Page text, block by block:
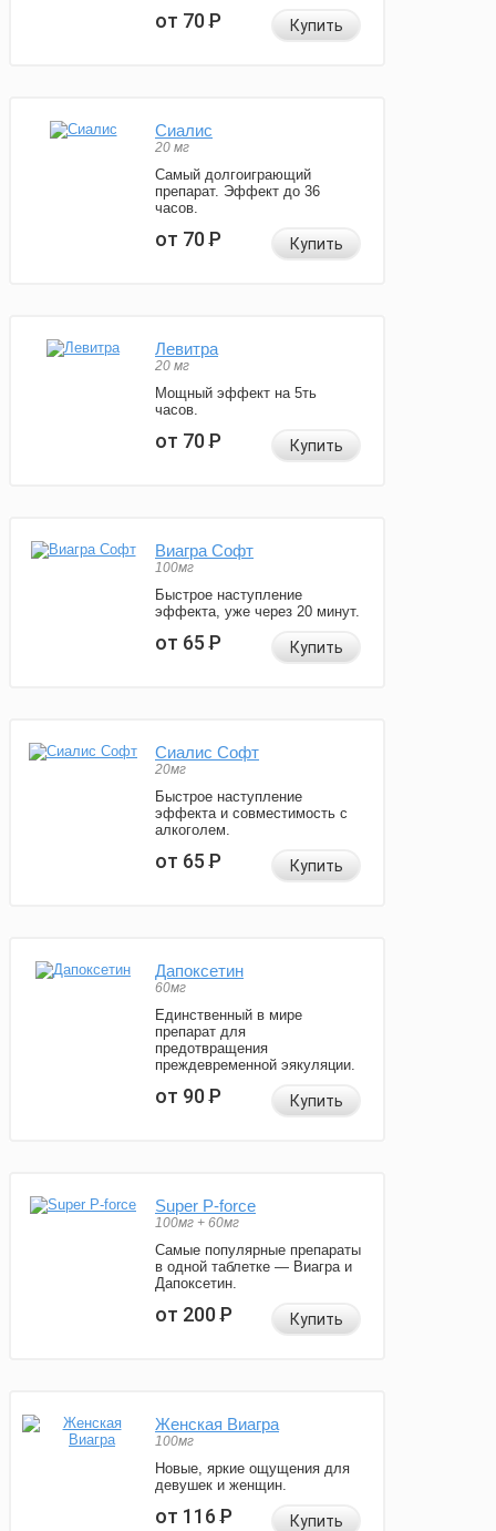
от 70Р Купить
Сиалис
20 мг
Самый долгоиграющий
препарат. Эффект до 36
часов.
от 70Р Купить
Левитра
20 мг
Мощный эффект на 5ть
часов.
от 70Р Купить
Виагра Софт
100мг
Быстрое наступление
эффекта, уже через 20 минут.
от 65Р Купить
Сиалис Софт
20мг
Быстрое наступление
эффекта и совместимость с
алкоголем.
от 65Р Купить
Дапоксетин
60мг
Единственный в мире
препарат для
предотвращения
преждевременной эякуляции.
от 90Р Купить
Super P-force
100мг + 60мг
Самые популярные препараты
в одной таблетке — Виагра и
Дапоксетин.
от 200Р Купить
Женская Виагра
100мг
Новые, яркие ощущения для
девушек и женщин.
от 116Р Купить